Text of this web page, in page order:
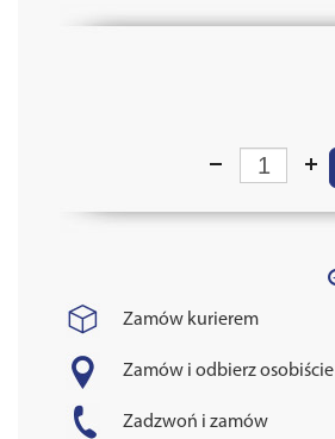
Zamów kurierem
Zamów i odbierz osobiście
Zadzwoń i zamów